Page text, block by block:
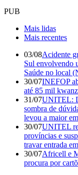
PUB
Mais lidas
Mais recentes
03/08Acidente
Sul envolvendo
Saúde no
30/07INEFOP
até 85 mil
31/07UNITEL:
sombra de
levou a maior
30/07UNITEL
províncias e
travar entrada
30/07Africell e
procura por